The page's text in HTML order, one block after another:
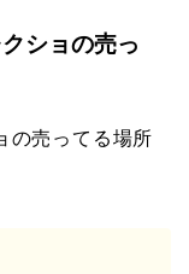
ショの売っ
の売ってる場所